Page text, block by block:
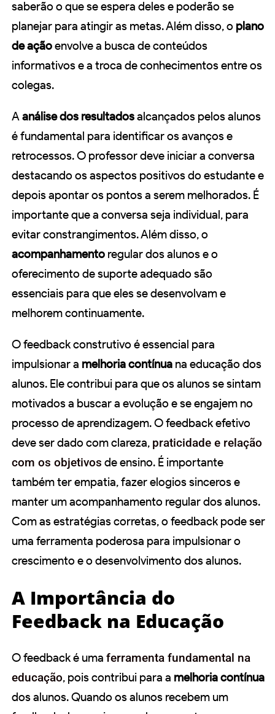
saberão o que se espera deles e poderão se
planejar para atingir as metas. Além disso, o plano
de açãoenvolve a busca de conteúdos
informativos e a troca de conhecimentos entre os
colegas.
Aanálise dos resultadosalcançados pelos alunos
é fundamental para identificar os avanços e
retrocessos. O professor deve iniciar a conversa
destacando os aspectos positivos do estudante e
depois apontar os pontos a serem melhorados. É
importante que a conversa seja individual, para
evitar constrangimentos. Além disso, o
acompanhamento regular dos alunos e o
oferecimento de suporte adequado são
essenciais para que eles se desenvolvam e
melhorem continuamente.
O feedback construtivo é essencial para
impulsionar a melhoria contínua na educação dos
alunos. Ele contribui para que os alunos se sintam
motivados a buscar a evolução e se engajem no
processo de aprendizagem. O feedback efetivo
deve ser dado com clareza, praticidade e relação
com os objetivos de ensino. É importante
também ter empatia, fazer elogios sinceros e
manter um acompanhamento regular dos alunos.
Com as estratégias corretas, o feedback pode ser
uma ferramenta poderosa para impulsionar o
crescimento e o desenvolvimento dos alunos.
A Importância do
Feedback na Educação
O feedback é uma ferramenta fundamental na
educação, pois contribui para a melhoria contínua
dos alunos. Quando os alunos recebem um